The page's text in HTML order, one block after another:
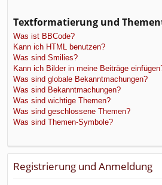
Textformatierung und
Was ist BBCode?
Kann ich HTML benutzen?
Was sind Smilies?
Kann ich Bilder in meine Beiträge
Was sind globale Bekanntmachungen?
Was sind Bekanntmachungen?
Was sind wichtige Themen?
Was sind geschlossene Themen?
Was sind Themen-Symbole?
Registrierung und Anmeldung